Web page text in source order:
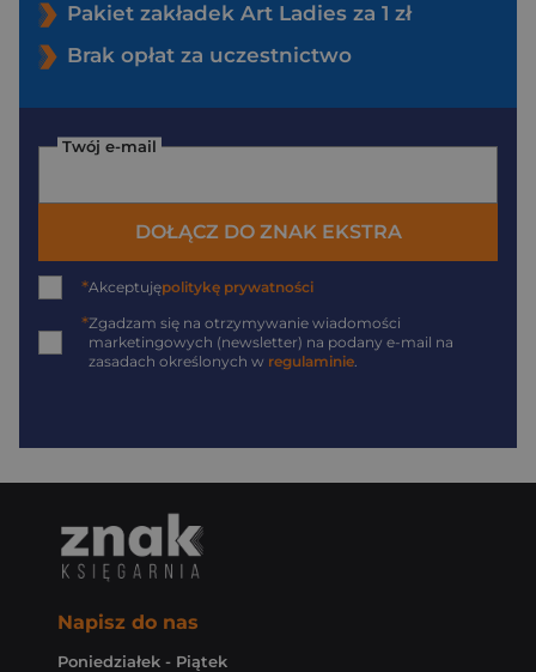
Pakiet zakładek Art Ladies za 1 zł
Brak opłat za uczestnictwo
Twój e-mail
DOŁĄCZ DO ZNAK EKSTRA
*Akceptujępolitykę prywatności
*Zgadzam się na otrzymywanie wiadomości
marketingowych (newsletter) na podany e-mail na
zasadach określonych w regulaminie.
Napisz do nas
Poniedziałek - Piątek